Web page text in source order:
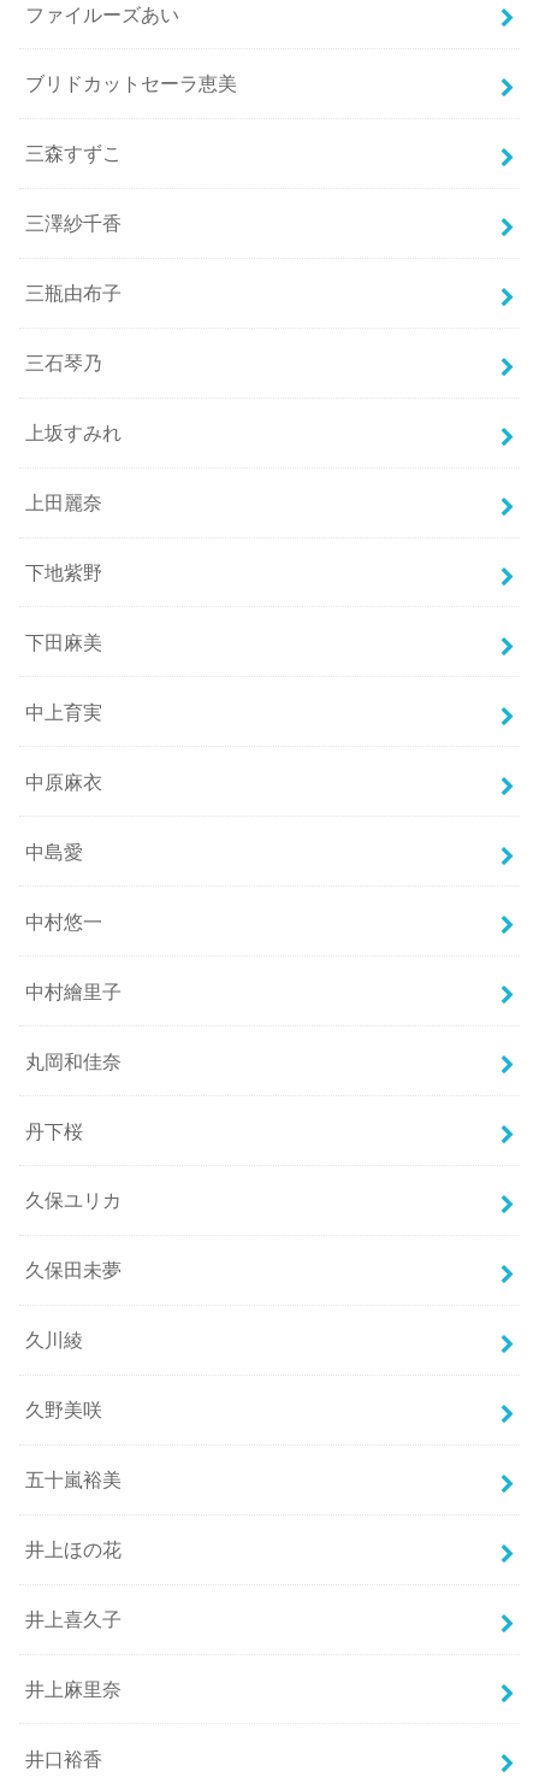
ファイルーズあい
ブリドカットセーラ恵美
三森すずこ
三澤紗千香
三瓶由布子
三石琴乃
上坂すみれ
上田麗奈
下地紫野
下田麻美
中上育実
中原麻衣
中島愛
中村悠一
中村繪里子
丸岡和佳奈
丹下桜
久保ユリカ
久保田未夢
久川綾
久野美咲
五十嵐裕美
井上ほの花
井上喜久子
井上麻里奈
井口裕香